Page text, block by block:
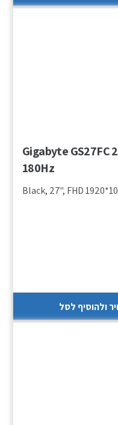
מסך גיימינג קעור – "27 Gigabyte GS27FC
180Hz
Black, 27", FHD
ולהוסיף לסל